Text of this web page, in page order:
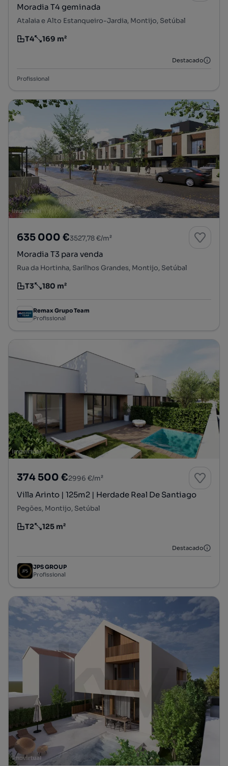
Moradia T4 geminada
Atalaia e Alto Estanqueiro-Jardia, Montijo, Setúbal
Tipologia
T4
Preço por metro quadrado
169 m²
Destacado
Profissional
635 000 €3527,78 €/m²
Moradia T3 para venda
Rua da Hortinha, Sarilhos Grandes, Montijo, Setúbal
Tipologia
T3
Preço por metro quadrado
180 m²
Remax Grupo Team
Profissional
374 500 €2996 €/m²
Villa Arinto | 125m2 | Herdade Real De Santiago
Pegões, Montijo, Setúbal
Tipologia
T2
Preço por metro quadrado
125 m²
Destacado
JPS GROUP
Profissional